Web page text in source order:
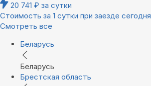
20 741 ₽ за сутки
Стоимость за 1 сутки при заезде сегодня
Смотреть все
Беларусь
Беларусь
Брестская область